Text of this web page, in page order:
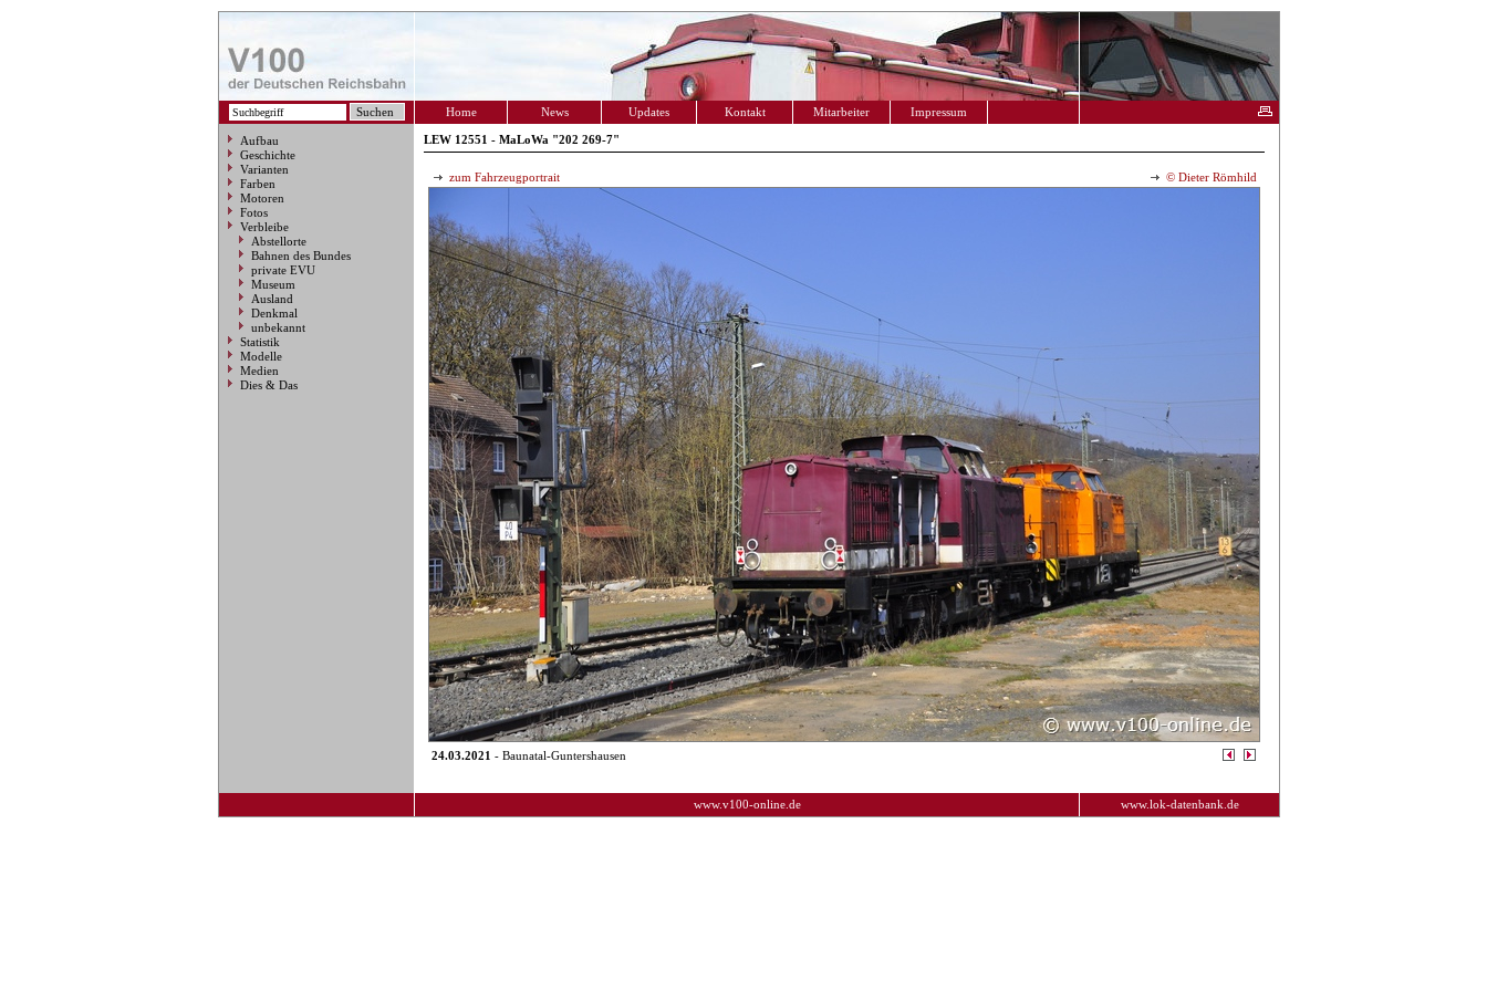
Home News Updates Kontakt Mitarbeiter Impressum
Aufbau
Geschichte
Varianten
Farben
Motoren
Fotos
Verbleibe
Abstellorte
Bahnen des Bundes
private EVU
Museum
Ausland
Denkmal
unbekannt
Statistik
Modelle
Medien
Dies & Das
LEW 12551 - MaLoWa "202 269-7"
zum Fahrzeugportrait © Dieter Römhild
24.03.2021 - Baunatal-Guntershausen
www.v100-online.de www.lok-datenbank.de